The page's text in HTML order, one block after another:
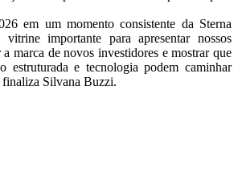
em um momento consistente da Sterna
importante para apresentar nossos
marca de novos investidores e mostrar que
estruturada e tecnologia podem caminhar
Silvana Buzzi.